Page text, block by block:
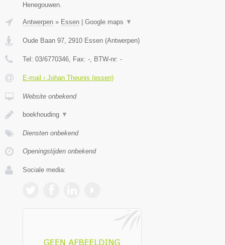
Henegouwen.
Antwerpen » Essen Google maps ▼
Oude Baan 97 2910 Essen (Antwerpen)
Tel: 03/6770346 , Fax: - , BTW-nr: -
E-mail › Johan Theunis (essen)
Website onbekend
boekhouding ▼
Diensten onbekend
Openingstijden onbekend
Sociale media: